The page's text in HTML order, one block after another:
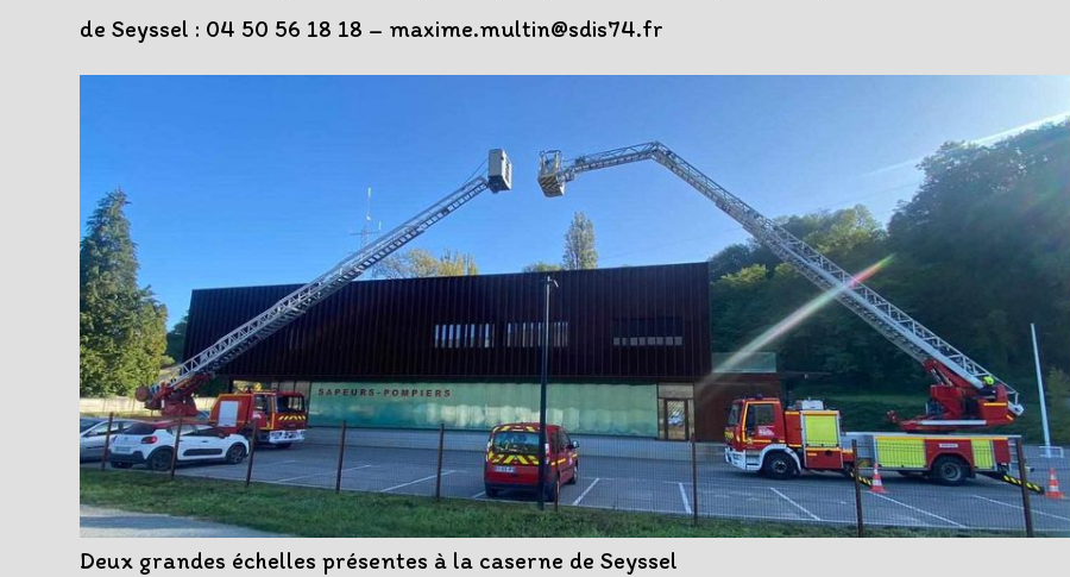
de Seyssel : 04 50 56 18 18 – maxime.multin@sdis74.fr
Deux grandes échelles présentes à la caserne de Seyssel